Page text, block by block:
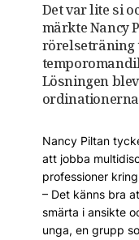
Det var lite si
märkte Nancy
rörelseträning
Lösningen
Nancy Piltan
att jobba
professioner
– Det känns bra
smärta i ansikte
unga, en grupp